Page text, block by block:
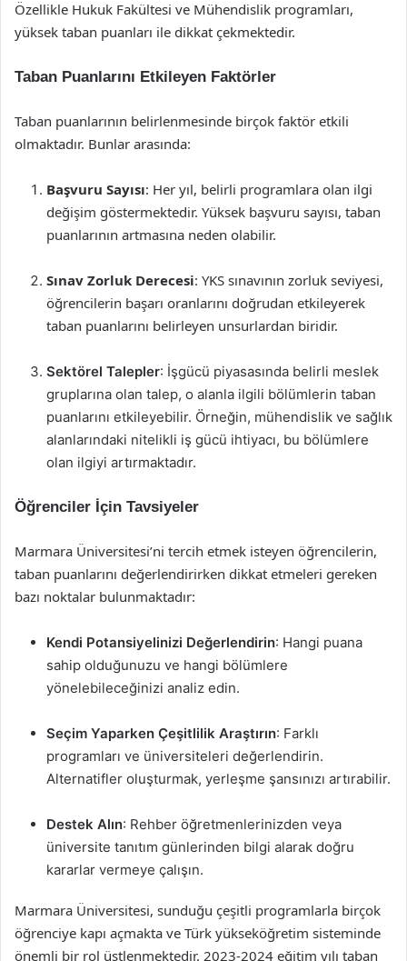
Özellikle Hukuk Fakültesi ve Mühendislik programları,
yüksek taban puanları ile dikkat çekmektedir.
Taban Puanlarını Etkileyen Faktörler
Taban puanlarının belirlenmesinde birçok faktör etkili
olmaktadır. Bunlar arasında:
Başvuru Sayısı: Her yıl, belirli programlara olan ilgi
değişim göstermektedir. Yüksek başvuru sayısı, taban
puanlarının artmasına neden olabilir.
Sınav Zorluk Derecesi: YKS sınavının zorluk seviyesi,
öğrencilerin başarı oranlarını doğrudan etkileyerek
taban puanlarını belirleyen unsurlardan biridir.
Sektörel Talepler: İşgücü piyasasında belirli meslek
gruplarına olan talep, o alanla ilgili bölümlerin taban
puanlarını etkileyebilir. Örneğin, mühendislik ve sağlık
alanlarındaki nitelikli iş gücü ihtiyacı, bu bölümlere
olan ilgiyi artırmaktadır.
Öğrenciler İçin Tavsiyeler
Marmara Üniversitesi’ni tercih etmek isteyen öğrencilerin,
taban puanlarını değerlendirirken dikkat etmeleri gereken
bazı noktalar bulunmaktadır:
Kendi Potansiyelinizi Değerlendirin: Hangi puana
sahip olduğunuzu ve hangi bölümlere
yönelebileceğinizi analiz edin.
Seçim Yaparken Çeşitlilik Araştırın: Farklı
programları ve üniversiteleri değerlendirin.
Alternatifler oluşturmak, yerleşme şansınızı artırabilir.
Destek Alın: Rehber öğretmenlerinizden veya
üniversite tanıtım günlerinden bilgi alarak doğru
kararlar vermeye çalışın.
Marmara Üniversitesi, sunduğu çeşitli programlarla birçok
öğrenciye kapı açmakta ve Türk yükseköğretim sisteminde
önemli bir rol üstlenmektedir. 2023-2024 eğitim yılı taban